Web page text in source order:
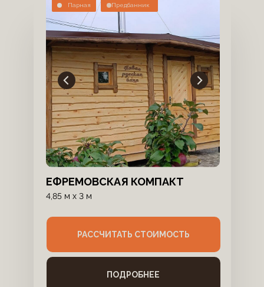
РАССЧИТАТЬ СТОИМОСТЬ
4,85 м х 3 м
ЕФРЕМОВСКАЯ КОМПАКТ
ПОДРОБНЕЕ
Парная Предбанник